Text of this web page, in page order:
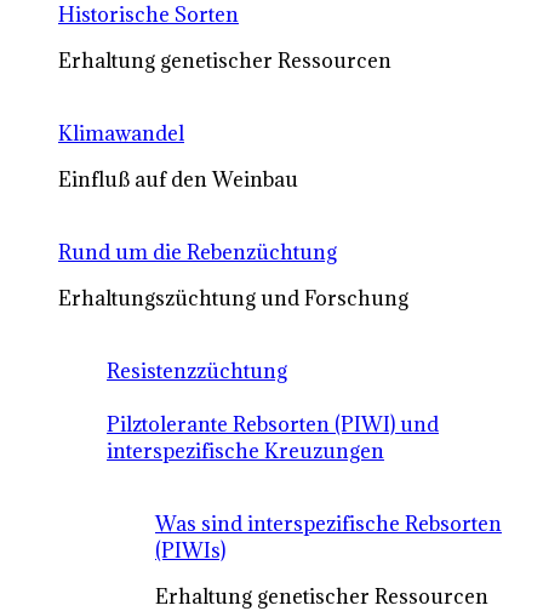
Historische Sorten
Erhaltung genetischer Ressourcen
Klimawandel
Einfluß auf den Weinbau
Rund um die Rebenzüchtung
Erhaltungszüchtung und Forschung
Resistenzzüchtung
Pilztolerante Rebsorten (PIWI) und
interspezifische Kreuzungen
Was sind interspezifische Rebsorten
(PIWIs)
Erhaltung genetischer Ressourcen